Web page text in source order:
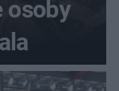
osoby